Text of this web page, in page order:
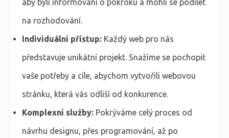
na rozhodování.
Individuální přístup:Každý web pro nás
představuje unikátní projekt. Snažíme se pochopit
vaše potřeby a cíle, abychom vytvořili webovou
stránku, která vás odliší od konkurence.
Komplexní služby:Pokrýváme celý proces od
návrhu designu, přes programování, až po